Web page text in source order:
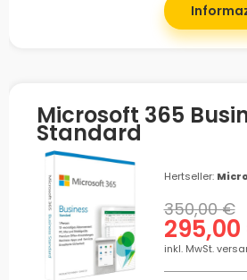
Microsoft 365
Standard
Hertseller:
350,00 €
inkl. MwSt.